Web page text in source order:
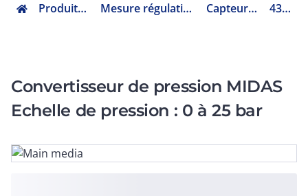
Produits Industriels Mesure régulation instrumentation Capteur de pression 43006712
Convertisseur de pression MIDAS
Echelle de pression : 0 à 25 bar